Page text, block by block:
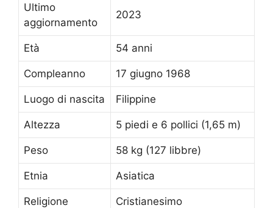
Ultimo
aggiornamento
2023
Età 54 anni
Compleanno 17 giugno 1968
Luogo di nascita Filippine
Altezza 5 piedi e 6 pollici (1,65 m)
Peso 58 kg (127 libbre)
Etnia Asiatica
Religione Cristianesimo